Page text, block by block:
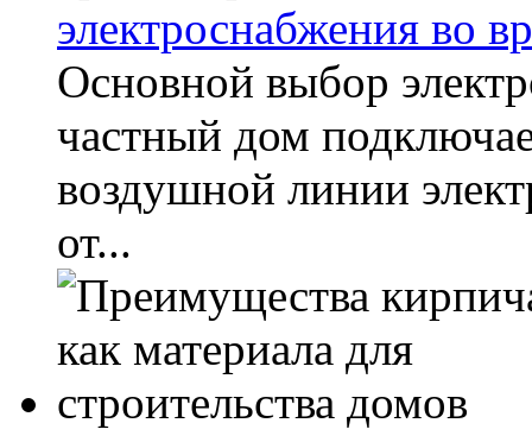
электроснабжения во
Основной выбор
частный дом
воздушной линии
от...